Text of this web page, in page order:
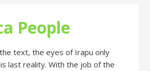
People
text, the eyes of Irapu only
last reality. With the job of the